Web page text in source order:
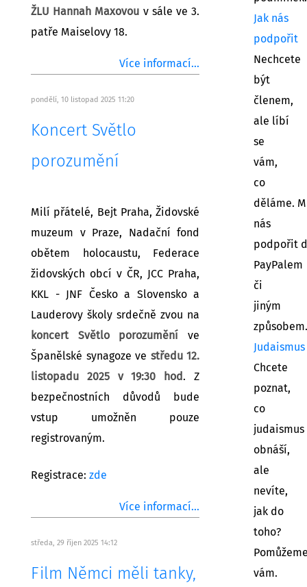
ŽLU Hannah Maxovou v sále ve 3.
patře Maiselovy 18.
Více informací...
pondělí, 10 listopad 2025 11:20
Koncert Světlo
porozumění
Milí přátelé, Bejt Praha, Židovské
muzeum v Praze, Nadační fond
obětem holocaustu, Federace
židovských obcí v ČR, JCC Praha,
KKL - JNF Česko a Slovensko a
Lauderovy školy srdečně zvou na
koncert Světlo porozumění ve
Španělské synagoze ve středu 12.
listopadu 2025 v 19:30 hod. Z
bezpečnostních důvodů bude
vstup umožněn pouze
registrovaným.
Registrace: zde
Více informací...
středa, 29 říjen 2025 14:12
Film Němci měli tanky,
Jak nás
podpořit
Nechcete
být
členem,
ale líbí
se
vám,
co
děláme.
nás
podpořit
PayPalem
či
jiným
způsobem.
Judaismus
Chcete
poznat,
co
judaismus
obnáší,
ale
nevíte,
jak do
toho?
vám.